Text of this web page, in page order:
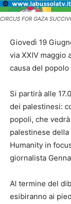
CIRCUS FOR GAZA
Giovedì 19
via XXIV maggio
causa del
Si partirà alle
dei palestinesi:
popoli, che
palestinese della
Humanity in
giornalista
Al termine del
esibiranno ai